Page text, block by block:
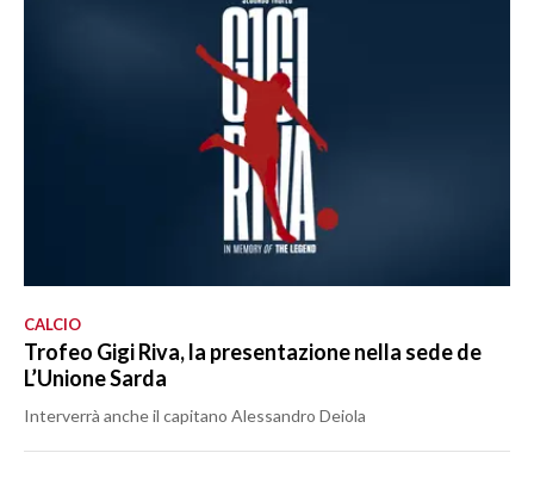
CALCIO
Trofeo Gigi Riva, la presentazione nella sede de
L’Unione Sarda
Interverrà anche il capitano Alessandro Deiola